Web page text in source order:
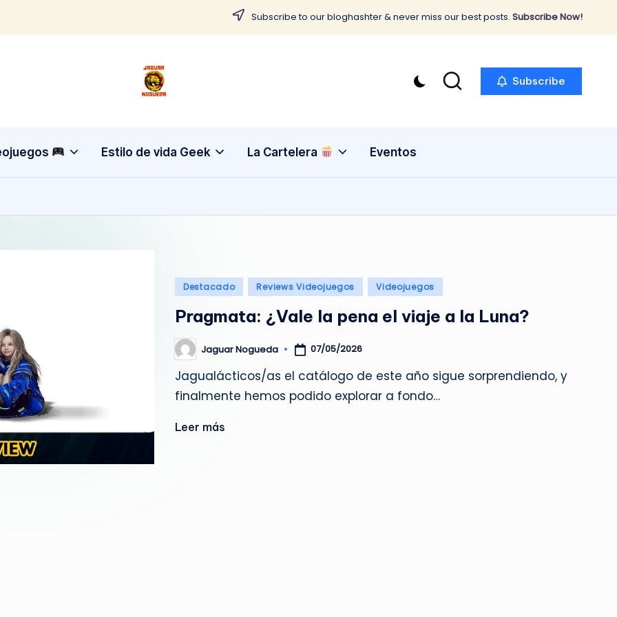
Subscribe to our bloghashter & never miss our best posts. Subscribe Now!
J
g
u
a
CONTENIDO
Subscribe
Estilo de vida Geek La Cartelera Eventos
Publicado
Destacado Reviews Videojuegos Videojuegos
Pragmata: ¿Vale la pena el viaje a la Luna?
Publicado
por
Jaguar Nogueda 07/05/2026
Jagualácticos/as el catálogo de este año sigue sorprendiendo, y
finalmente hemos podido explorar a fondo…
Leer más